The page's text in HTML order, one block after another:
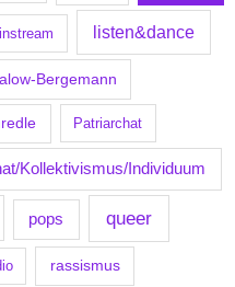
listen&dance
Bergemann
Patriarchat
Kollektivismus/Individuum
pops queer
rassismus